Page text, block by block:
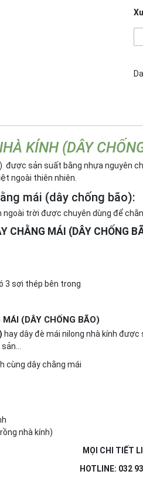
KÍNH (DÂY
) được sản suất bằng nhựa nguyên
ngoài thiên nhiên.
mái (dây chống bão):
ngoài trời được chuyên dùng để
CHẰNG MÁI (DÂY CHỐNG
3 sợi thép bên trong
MÁI (DÂY CHỐNG BÃO)
hay dây đè mái nilong nhà kính
sản…
cùng dây chằng mái
nhà kính)
MỌI CHI TIẾT
HOTLINE: 032